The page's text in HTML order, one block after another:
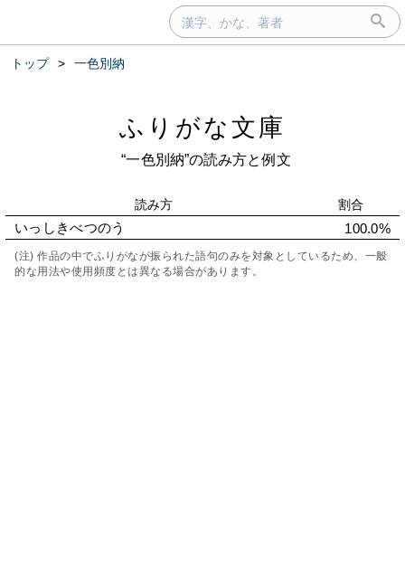
トップ > 一色別納
ふりがな文庫
“一色別納”の読み方と例文
読み方 割合
いっしきべつのう 100.0%
(注) 作品の中でふりがなが振られた語句のみを対象としているため、一般
的な用法や使用頻度とは異なる場合があります。